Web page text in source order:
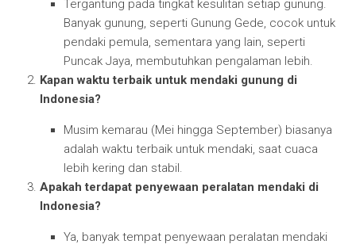
Tergantung pada tingkat kesulitan setiap gunung.
Banyak gunung, seperti Gunung Gede, cocok untuk
pendaki pemula, sementara yang lain, seperti
Puncak Jaya, membutuhkan pengalaman lebih.
Kapan waktu terbaik untuk mendaki gunung di
Indonesia?
Musim kemarau (Mei hingga September) biasanya
adalah waktu terbaik untuk mendaki, saat cuaca
lebih kering dan stabil.
Apakah terdapat penyewaan peralatan mendaki di
Indonesia?
Ya, banyak tempat penyewaan peralatan mendaki